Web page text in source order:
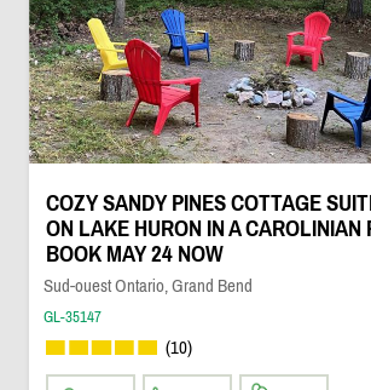
COZY SANDY PINES COTTAGE
ON LAKE HURON IN A CAROLINIAN
BOOK MAY 24 NOW
Sud-ouest Ontario, Grand Bend
GL-35147
(10)